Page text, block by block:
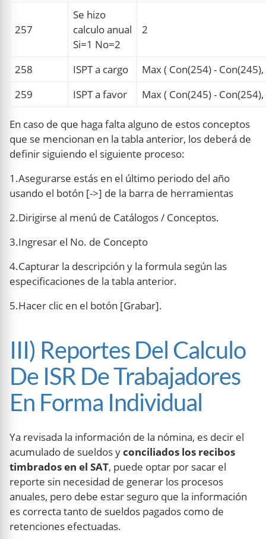
257
Se hizo
calculo anual
Si=1 No=2
2
258 ISPT a cargo
Max ( Con(254) - Con(245),
259
ISPT a favor Max ( Con(245) - Con(254),
En caso de que haga falta alguno de estos conceptos
que se mencionan en la tabla anterior, los deberá de
definir siguiendo el siguiente proceso:
1.Asegurarse estás en el último periodo del año
usando el botón [->] de la barra de herramientas
2.Dirigirse al menú de Catálogos / Conceptos.
3.Ingresar el No. de Concepto
4.Capturar la descripción y la formula según las
especificaciones de la tabla anterior.
5.Hacer clic en el botón [Grabar].
III) Reportes Del Calculo
De ISR De Trabajadores
En Forma Individual
Ya revisada la información de la nómina, es decir el
acumulado de sueldos yconciliados los recibos
timbrados en el SAT, puede optar por sacar el
reporte sin necesidad de generar los procesos
anuales, pero debe estar seguro que la información
es correcta tanto de sueldos pagados como de
retenciones efectuadas.